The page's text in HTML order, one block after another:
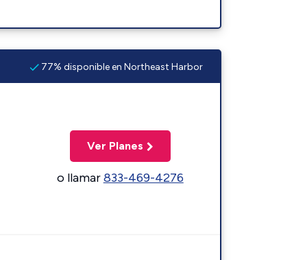
77% disponible en Northeast Harbor
Ver Planes
o llamar833-469-4276